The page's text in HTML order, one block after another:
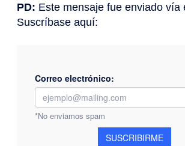
PD: Este mensaje fue enviado vía
Suscríbase aquí: